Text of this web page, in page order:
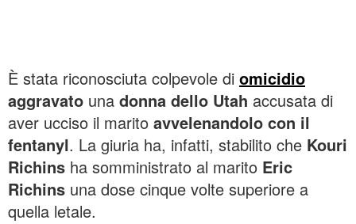
È stata riconosciuta colpevole di omicidio
aggravato una donna dello Utah accusata di
aver ucciso il marito avvelenandolo con il
fentanyl. La giuria ha, infatti, stabilito che Kouri
Richins ha somministrato al marito Eric
Richins una dose cinque volte superiore a
quella letale.